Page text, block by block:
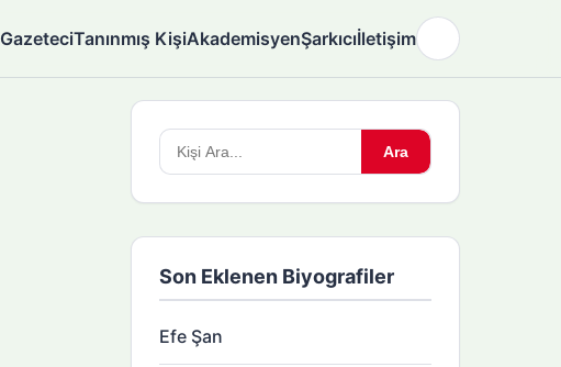
GazeteciTanınmış KişiAkademisyenŞarkıcıİletişim
Arama
yapın:
Ara
Son Eklenen Biyografiler
Efe Şan